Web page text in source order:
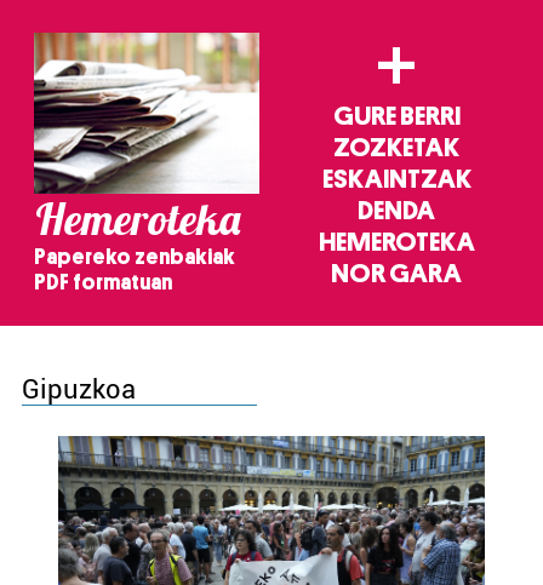
Hemeroteka
Papereko zenbakiak
PDF formatuan
+
GURE BERRI
ZOZKETAK
ESKAINTZAK
DENDA
HEMEROTEKA
NOR GARA
Gipuzkoa